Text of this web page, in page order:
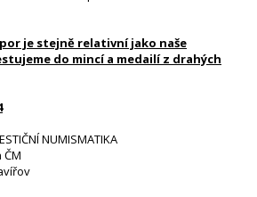
je stejně relativní jako naše
do mincí a medailí z drahých
NUMISMATIKA